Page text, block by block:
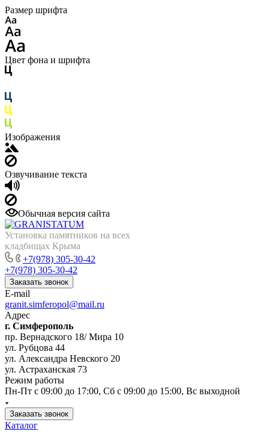
Размер шрифта
Цвет фона и шрифта
Изображения
Озвучивание текста
Обычная версия сайта
Установка памятников на всех
кладбищах Крыма
+7(978) 305-30-42
+7(978) 305-30-42
Заказать звонок
E-mail
granit.simferopol@mail.ru
Адрес
г. Симферополь
пр. Вернадского 18/ Мира 10
ул. Рубцова 44
ул. Александра Невского 20
ул. Астраханская 73
Режим работы
Пн-Пт с 09:00 до 17:00, Сб с 09:00 до 15:00, Вс выходной
Заказать звонок
Каталог